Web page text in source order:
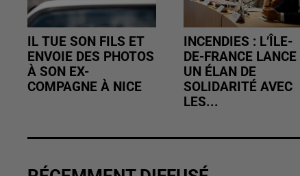
IL TUE SON FILS ET
ENVOIE DES PHOTOS
À SON EX-
COMPAGNE À NICE
INCENDIES : L’ÎLE-
DE-FRANCE LANCE
UN ÉLAN DE
SOLIDARITÉ AVEC
LES...